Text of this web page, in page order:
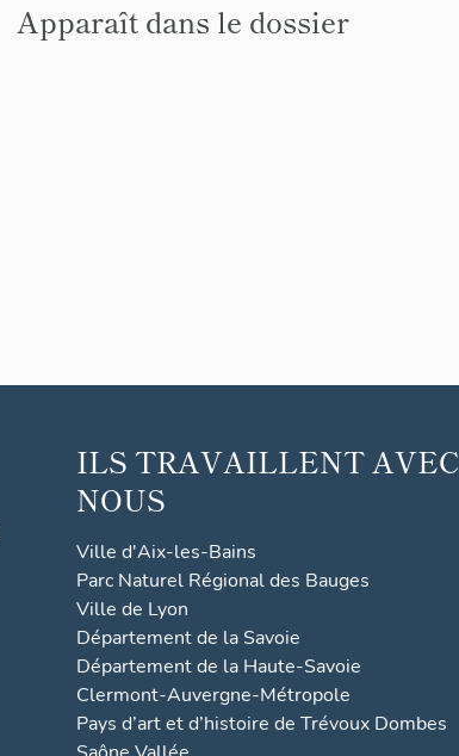
Apparaît dans le dossier
ILS TRAVAILLENT AVEC
NOUS
Ville d'Aix-les-Bains
Parc Naturel Régional des Bauges
Ville de Lyon
Département de la Savoie
Département de la Haute-Savoie
Clermont-Auvergne-Métropole
Pays d’art et d’histoire de Trévoux Dombes